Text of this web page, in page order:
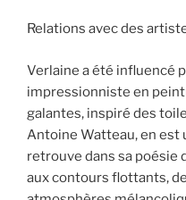
Relations avec des
Verlaine a été influencé
impressionniste en
galantes, inspiré des
Antoine Watteau, en est
retrouve dans sa poésie
aux contours flottants,